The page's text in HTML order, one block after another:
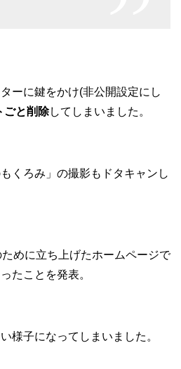
ーに鍵をかけ(非公開設定にし
ごと削除してしまいました。
くろみ」の撮影もドタキャンし
めに立ち上げたホームページで
たことを発表。
様子になってしまいました。